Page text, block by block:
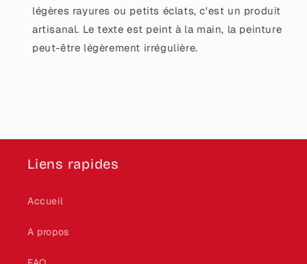
légères rayures ou petits éclats, c'est un produit
artisanal. Le texte est peint à la main, la peinture
peut-être légèrement irrégulière.
Liens rapides
Accueil
A propos